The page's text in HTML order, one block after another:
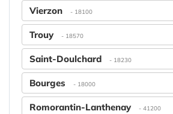
Vierzon - 18100
Trouy - 18570
Saint-Doulchard - 18230
Bourges - 18000
Romorantin-Lanthenay - 41200